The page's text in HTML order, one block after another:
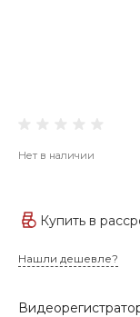
Нет в наличии
Купить в
Нашли дешевле?